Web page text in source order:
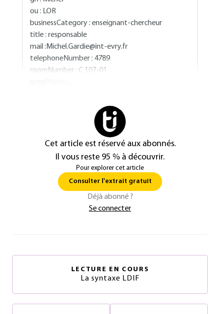
ou : LOR
businessCategory : enseignant-chercheur
title : responsable
mail : Michel.Gardie@int-evry.fr
telephoneNumber : 4789
roomNumber : C 107-01
Cet article est réservé aux abonnés.
Il vous reste 95 % à découvrir.
Pour explorer cet article
Consulter l'extrait gratuit
Déjà abonné ?
Se connecter
LECTURE EN COURS
La syntaxe LDIF